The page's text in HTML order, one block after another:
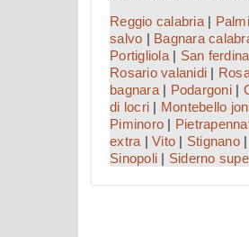
Reggio calabria| Palmi
salvo | Bagnara
Portigliola| San
Rosario valanidi |
bagnara| Podargoni|
di locri | Montebello
Piminoro |
extra | Vito | Stignano|
Sinopoli | Siderno